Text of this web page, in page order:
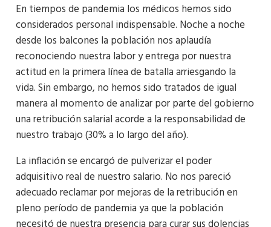
En tiempos de pandemia los médicos hemos sido
considerados personal indispensable. Noche a noche
desde los balcones la población nos aplaudía
reconociendo nuestra labor y entrega por nuestra
actitud en la primera línea de batalla arriesgando la
vida. Sin embargo, no hemos sido tratados de igual
manera al momento de analizar por parte del gobierno
una retribución salarial acorde a la responsabilidad de
nuestro trabajo (30% a lo largo del año).
La inflación se encargó de pulverizar el poder
adquisitivo real de nuestro salario. No nos pareció
adecuado reclamar por mejoras de la retribución en
pleno período de pandemia ya que la población